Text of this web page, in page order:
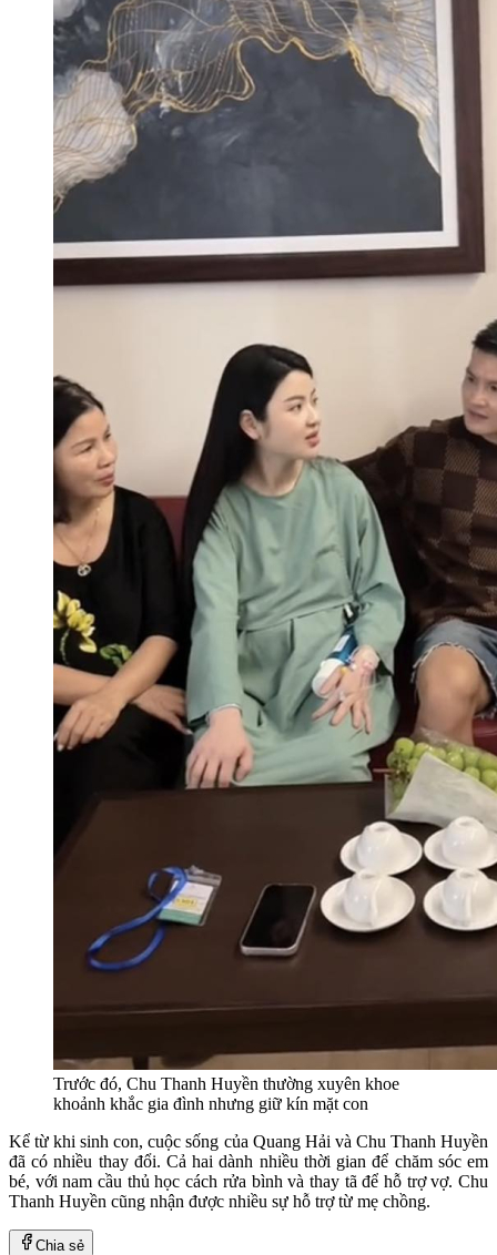
Trước đó, Chu Thanh Huyền thường xuyên khoe
khoảnh khắc gia đình nhưng giữ kín mặt con
Kể từ khi sinh con, cuộc sống của Quang Hải và Chu Thanh Huyền
đã có nhiều thay đổi. Cả hai dành nhiều thời gian để chăm sóc em
bé, với nam cầu thủ học cách rửa bình và thay tã để hỗ trợ vợ. Chu
Thanh Huyền cũng nhận được nhiều sự hỗ trợ từ mẹ chồng.
Chia sẻ